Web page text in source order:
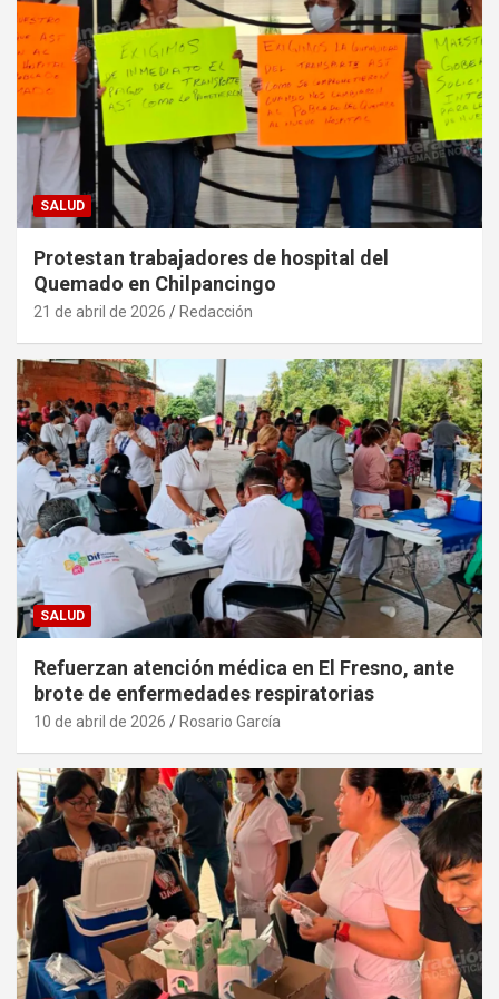
SALUD
Protestan trabajadores de hospital del
Quemado en Chilpancingo
21 de abril de 2026 Redacción
SALUD
Refuerzan atención médica en El Fresno, ante
brote de enfermedades respiratorias
10 de abril de 2026 Rosario García